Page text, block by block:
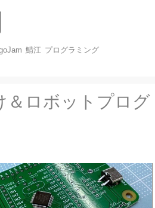
鯖江 プログラミング
＆ロボットプログ